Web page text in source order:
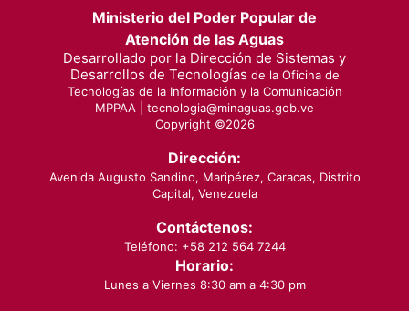
Ministerio del Poder Popular de
Atención de las Aguas
Desarrollado por la Dirección de Sistemas y
Desarrollos de Tecnologías de la Oficina de
Tecnologías de la Información y la Comunicación
MPPAA | tecnologia@minaguas.gob.ve
Copyright ©2026
Dirección:
Avenida Augusto Sandino, Maripérez, Caracas, Distrito
Capital, Venezuela
Contáctenos:
Teléfono: +58 212 564 7244
Horario:
Lunes a Viernes 8:30 am a 4:30 pm